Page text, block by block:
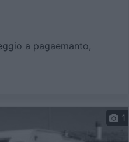
a pagaemanto,
1